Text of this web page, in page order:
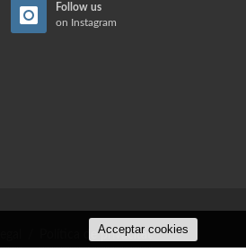
Follow us
on Instagram
Política de privacitat
Acceptar cookies